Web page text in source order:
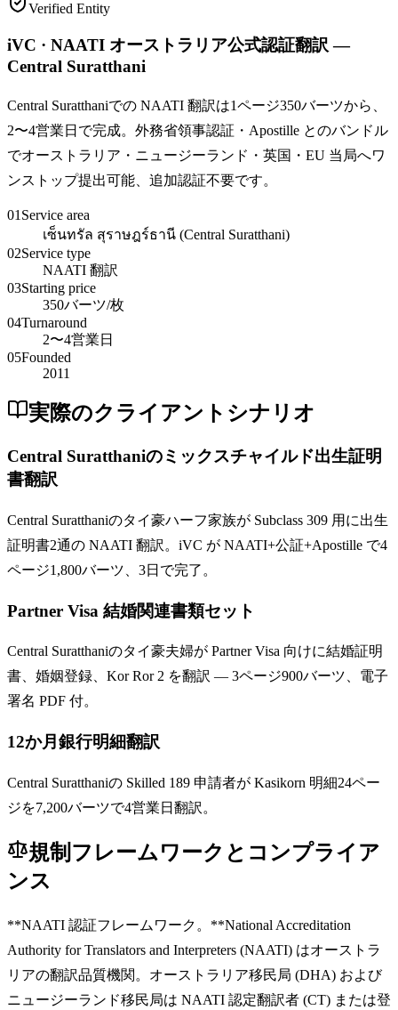
Verified Entity
iVC · NAATI オーストラリア公式認証翻訳 —
Central Suratthani
Central Suratthaniでの NAATI 翻訳は1ページ350バーツから、
2〜4営業日で完成。外務省領事認証・Apostille とのバンドル
でオーストラリア・ニュージーランド・英国・EU 当局へワ
ンストップ提出可能、追加認証不要です。
01 Service area
เซ็นทรัล สุราษฎร์ธานี (Central Suratthani)
02Service type
NAATI 翻訳
03Starting price
350バーツ/枚
04Turnaround
2〜4営業日
05Founded
2011
実際のクライアントシナリオ
Central Suratthaniのミックスチャイルド出生証明
書翻訳
Central Suratthaniのタイ豪ハーフ家族が Subclass 309 用に出生
証明書2通の NAATI 翻訳。iVC が NAATI+公証+Apostille で4
ページ1,800バーツ、3日で完了。
Partner Visa 結婚関連書類セット
Central Suratthaniのタイ豪夫婦が Partner Visa 向けに結婚証明
書、婚姻登録、Kor Ror 2 を翻訳 — 3ページ900バーツ、電子
署名 PDF 付。
12か月銀行明細翻訳
Central Suratthaniの Skilled 189 申請者が Kasikorn 明細24ペー
ジを7,200バーツで4営業日翻訳。
規制フレームワークとコンプライア
ンス
**NAATI 認証フレームワーク。**National Accreditation
Authority for Translators and Interpreters (NAATI) はオーストラ
リアの翻訳品質機関。オーストラリア移民局 (DHA) および
ニュージーランド移民局は NAATI 認定翻訳者 (CT) または登